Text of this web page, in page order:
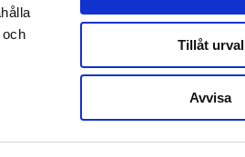
Tillåt urval
Avvisa
E-mail: Kontakt@presenteriet.se